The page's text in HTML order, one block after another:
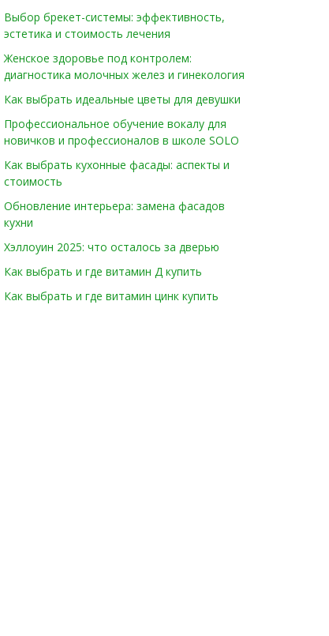
Выбор брекет-системы: эффективность,
эстетика и стоимость лечения
Женское здоровье под контролем:
диагностика молочных желез и гинекология
Как выбрать идеальные цветы для девушки
Профессиональное обучение вокалу для
новичков и профессионалов в школе SOLO
Как выбрать кухонные фасады: аспекты и
стоимость
Обновление интерьера: замена фасадов
кухни
Хэллоуин 2025: что осталось за дверью
Как выбрать и где витамин Д купить
Как выбрать и где витамин цинк купить